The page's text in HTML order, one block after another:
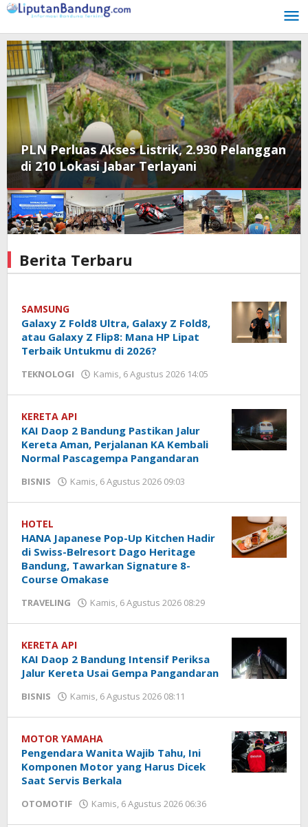
Lewati
konten
PLN Perluas Akses Listrik, 2.930 Pelanggan
di 210 Lokasi Jabar Terlayani
Berita Terbaru
Liputan
Bandung
SAMSUNG
Galaxy Z Fold8 Ultra, Galaxy Z Fold8,
atau Galaxy Z Flip8: Mana HP Lipat
Terbaik Untukmu di 2026?
TEKNOLOGI Kamis, 6 Agustus 2026 14:05
KERETA API
KAI Daop 2 Bandung Pastikan Jalur
Kereta Aman, Perjalanan KA Kembali
Normal Pascagempa Pangandaran
BISNIS Kamis, 6 Agustus 2026 09:03
HOTEL
HANA Japanese Pop-Up Kitchen Hadir
di Swiss-Belresort Dago Heritage
Bandung, Tawarkan Signature 8-
Course Omakase
TRAVELING Kamis, 6 Agustus 2026 08:29
KERETA API
KAI Daop 2 Bandung Intensif Periksa
Jalur Kereta Usai Gempa Pangandaran
BISNIS Kamis, 6 Agustus 2026 08:11
MOTOR YAMAHA
Pengendara Wanita Wajib Tahu, Ini
Komponen Motor yang Harus Dicek
Saat Servis Berkala
OTOMOTIF Kamis, 6 Agustus 2026 06:36